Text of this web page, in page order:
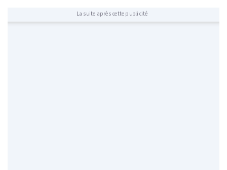
La suite après cette publicité